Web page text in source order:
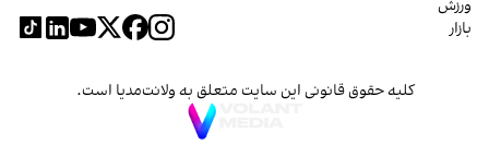
ورزش
بازار
کلیه حقوق قانونی این سایت متعلق به ولانت‌مدیا است.